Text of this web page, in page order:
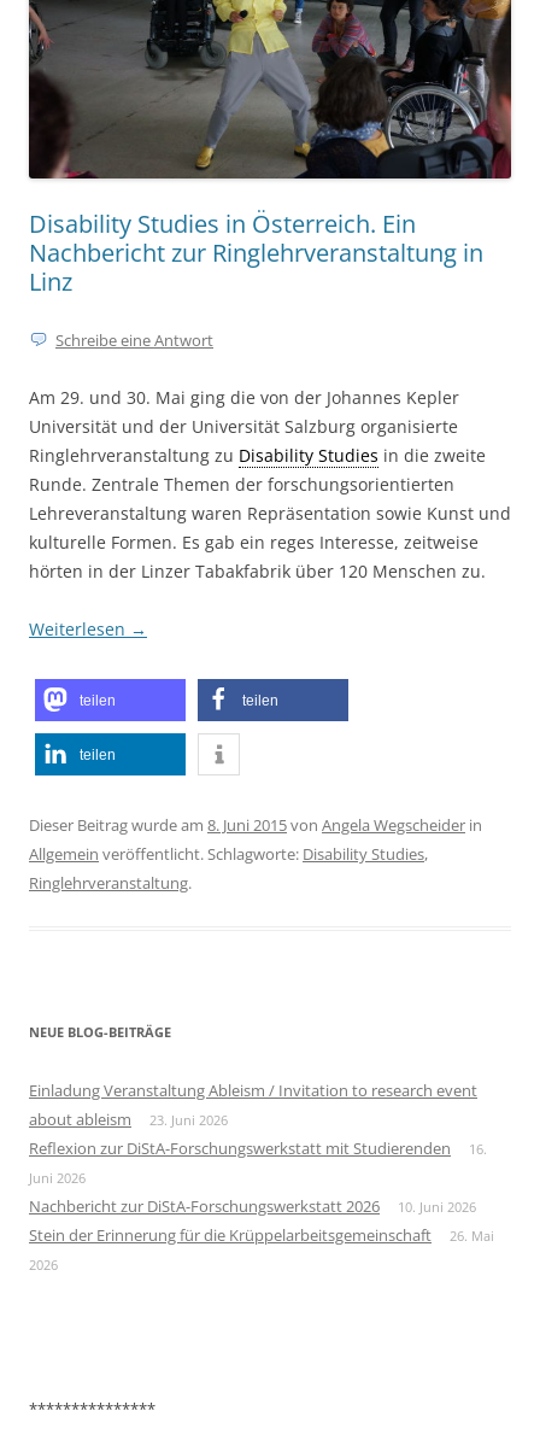
Disability Studies in Österreich. Ein
Nachbericht zur Ringlehrveranstaltung in
Linz
Schreibe eine Antwort
Am 29. und 30. Mai ging die von der Johannes Kepler
Universität und der Universität Salzburg organisierte
Ringlehrveranstaltung zu Disability Studies in die zweite
Runde. Zentrale Themen der forschungsorientierten
Lehreveranstaltung waren Repräsentation sowie Kunst und
kulturelle Formen. Es gab ein reges Interesse, zeitweise
hörten in der Linzer Tabakfabrik über 120 Menschen zu.
Weiterlesen →
teilen teilen
teilen
Dieser Beitrag wurde am 8. Juni 2015von Angela Wegscheider in
Allgemein veröffentlicht. Schlagworte: Disability Studies,
Ringlehrveranstaltung.
NEUE BLOG-BEITRÄGE
Einladung Veranstaltung Ableism / Invitation to research event
about ableism
23. Juni 2026
Reflexion zur DiStA-Forschungswerkstatt mit Studierenden
16.
Juni 2026
Nachbericht zur DiStA-Forschungswerkstatt 2026 10. Juni 2026
Stein der Erinnerung für die Krüppelarbeitsgemeinschaft
26. Mai
2026
***************